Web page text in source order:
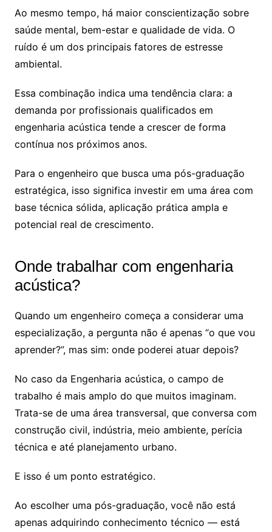
Ao mesmo tempo, há maior conscientização sobre
saúde mental, bem-estar e qualidade de vida. O
ruído é um dos principais fatores de estresse
ambiental.
Essa combinação indica uma tendência clara: a
demanda por profissionais qualificados em
engenharia acústica tende a crescer de forma
contínua nos próximos anos.
Para o engenheiro que busca uma pós-graduação
estratégica, isso significa investir em uma área com
base técnica sólida, aplicação prática ampla e
potencial real de crescimento.
Onde trabalhar com engenharia
acústica?
Quando um engenheiro começa a considerar uma
especialização, a pergunta não é apenas “o que vou
aprender?”, mas sim: onde poderei atuar depois?
No caso da Engenharia acústica, o campo de
trabalho é mais amplo do que muitos imaginam.
Trata-se de uma área transversal, que conversa com
construção civil, indústria, meio ambiente, perícia
técnica e até planejamento urbano.
E isso é um ponto estratégico.
Ao escolher uma pós-graduação, você não está
apenas adquirindo conhecimento técnico — está